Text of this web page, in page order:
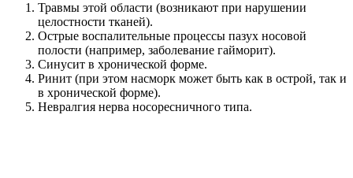
Травмы этой области (возникают при нарушении
целостности тканей).
Острые воспалительные процессы пазух носовой
полости (например, заболевание гайморит).
Синусит в хронической форме.
Ринит (при этом насморк может быть как в острой, так и
в хронической форме).
Невралгия нерва носоресничного типа.